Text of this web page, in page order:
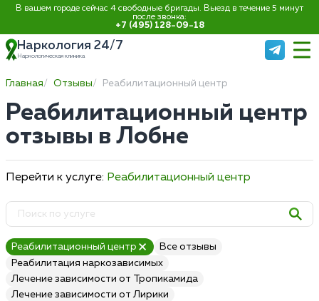
В вашем городе сейчас 4 свободные бригады. Выезд в течение 5 минут
после звонка:
+7 (495) 128-09-18
Наркология 24/7
Наркологическая клиника
Главная Отзывы Реабилитационный центр
Реабилитационный центр
отзывы в Лобне
Перейти к услуге: Реабилитационный центр
Реабилитационный центр
Все отзывы
Реабилитация наркозависимых
Лечение зависимости от Тропикамида
Лечение зависимости от Лирики